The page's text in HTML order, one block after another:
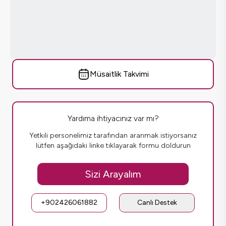
Müsaitlik Takvimi
Yardıma ihtiyacınız var mı?
Yetkili personelimiz tarafından aranmak istiyorsanız
lütfen aşağıdaki linke tıklayarak formu doldurun
Sizi Arayalım
+902426061882 Canlı Destek